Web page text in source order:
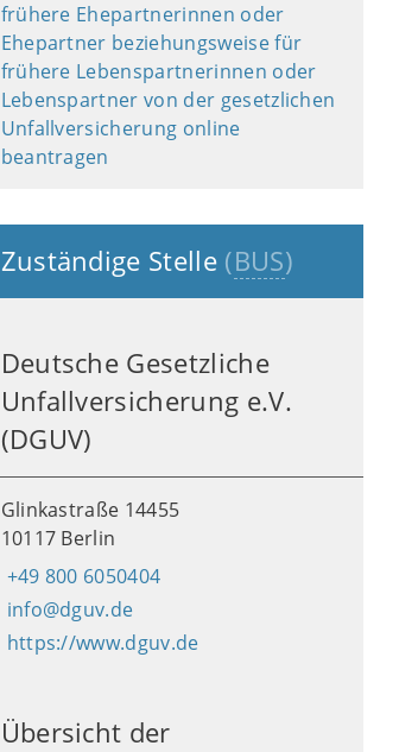
frühere Ehepartnerinnen oder
Ehepartner beziehungsweise für
frühere Lebenspartnerinnen oder
Lebenspartner von der gesetzlichen
Unfallversicherung online
beantragen
Zuständige Stelle (BUS)
Deutsche Gesetzliche
Unfallversicherung e.V.
(DGUV)
Glinkastraße 14455
10117 Berlin
+49 800 6050404
info@dguv.de
https://www.dguv.de
Übersicht der